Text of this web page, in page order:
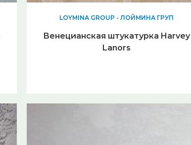
LOYMINA GROUP - ЛОЙМИНА ГРУП
Венецианская штукатурка Harvey
Lanors